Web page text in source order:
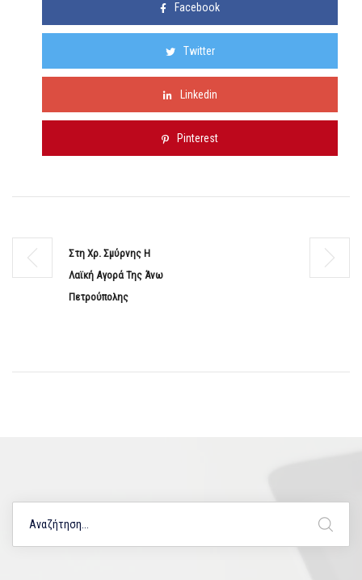
Facebook
Twitter
Linkedin
Pinterest
Στη Χρ. Σμύρνης Η
Λαϊκή Αγορά Της Άνω
Πετρούπολης